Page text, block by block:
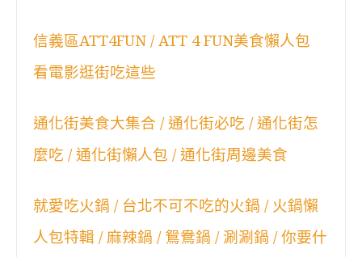
信義區ATT4FUN / ATT 4 FUN美食懶人包
看電影逛街吃這些
通化街美食大集合 / 通化街必吃 / 通化街怎
麼吃 / 通化街懶人包 / 通化街周邊美食
就愛吃火鍋 / 台北不可不吃的火鍋 / 火鍋懶
人包特輯 / 麻辣鍋 / 鴛鴦鍋 / 涮涮鍋 / 你要什